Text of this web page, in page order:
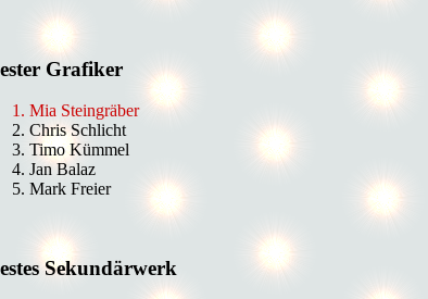
Grafiker
Mia Steingräber
Chris Schlicht
Timo Kümmel
Jan Balaz
Mark Freier
Sekundärwerk